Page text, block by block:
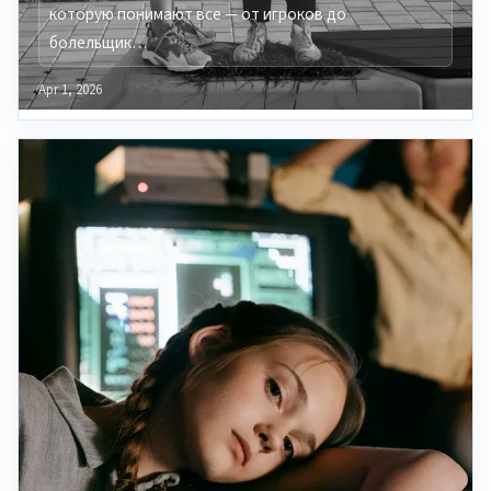
которую понимают все — от игроков до
болельщик…
Apr 1, 2026